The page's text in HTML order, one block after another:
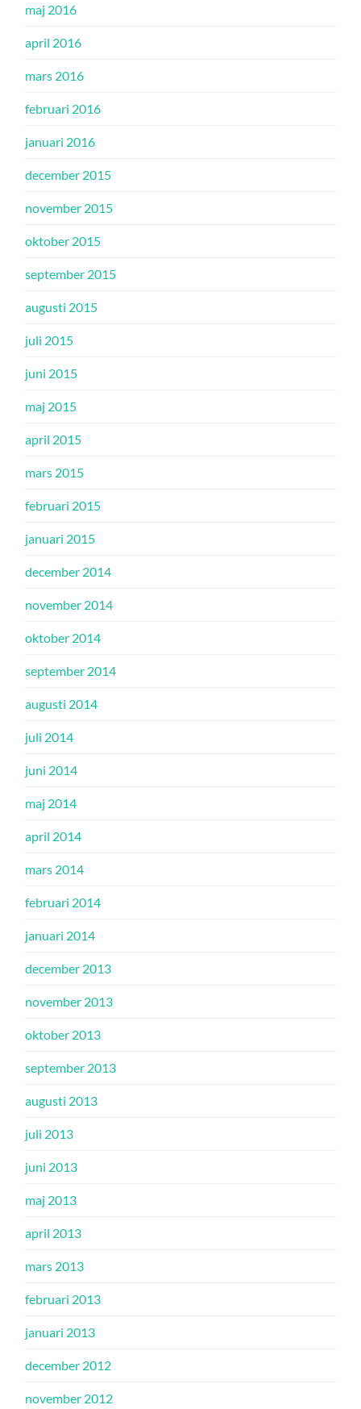
maj 2016
april 2016
mars 2016
februari 2016
januari 2016
december 2015
november 2015
oktober 2015
september 2015
augusti 2015
juli 2015
juni 2015
maj 2015
april 2015
mars 2015
februari 2015
januari 2015
december 2014
november 2014
oktober 2014
september 2014
augusti 2014
juli 2014
juni 2014
maj 2014
april 2014
mars 2014
februari 2014
januari 2014
december 2013
november 2013
oktober 2013
september 2013
augusti 2013
juli 2013
juni 2013
maj 2013
april 2013
mars 2013
februari 2013
januari 2013
december 2012
november 2012